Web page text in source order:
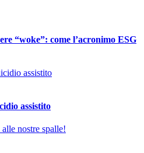
“woke”: come l’acronimo ESG
assistito